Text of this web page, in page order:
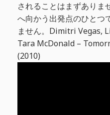
されることはまずありま
へ向かう出発点のひとつ
ません。Dimitri Vegas,
Tara McDonald –
(2010)